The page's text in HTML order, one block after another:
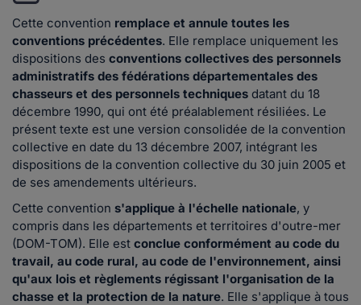
Cette convention remplace et annule toutes les
conventions précédentes. Elle remplace uniquement les
dispositions des conventions collectives des personnels
administratifs des fédérations départementales des
chasseurs et des personnels techniques datant du 18
décembre 1990, qui ont été préalablement résiliées. Le
présent texte est une version consolidée de la convention
collective en date du 13 décembre 2007, intégrant les
dispositions de la convention collective du 30 juin 2005 et
de ses amendements ultérieurs.
Cette convention s'applique à l'échelle nationale, y
compris dans les départements et territoires d'outre-mer
(DOM-TOM). Elle est conclue conformément au code du
travail, au code rural, au code de l'environnement, ainsi
qu'aux lois et règlements régissant l'organisation de la
chasse et la protection de la nature. Elle s'applique à tous